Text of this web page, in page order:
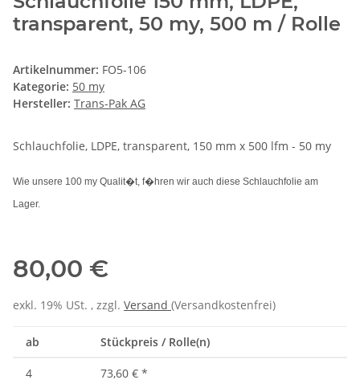
transparent, 50 my, 500 m / Rolle
Artikelnummer: FO5-106
Kategorie: 50 my
Hersteller: Trans-Pak AG
Schlauchfolie, LDPE, transparent, 150 mm x 500 lfm - 50 my
Wie unsere 100 my Qualit�t, f�hren wir auch diese Schlauchfolie am
Lager.
80,00 €
exkl. 19% USt. , zzgl. Versand (Versandkostenfrei)
ab Stückpreis / Rolle(n)
4 73,60 € *